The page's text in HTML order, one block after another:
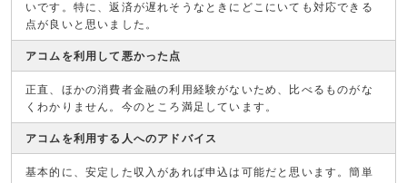
いです。特に、返済が遅れそうなときにどこにいても対応できる
点が良いと思いました。
アコムを利用して悪かった点
正直、ほかの消費者金融の利用経験がないため、比べるものがな
くわかりません。今のところ満足しています。
アコムを利用する人へのアドバイス
基本的に、安定した収入があれば申込は可能だと思います。簡単